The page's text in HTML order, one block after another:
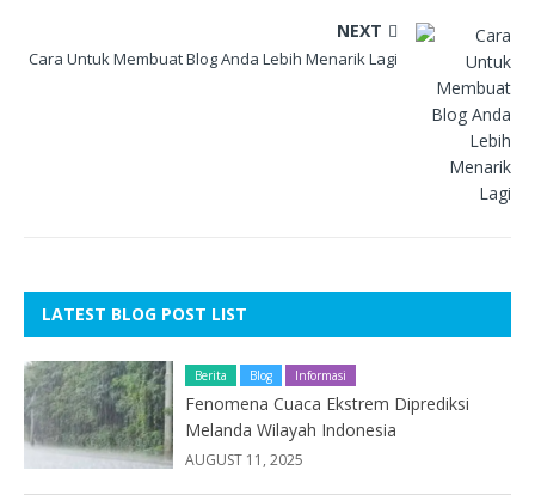
NEXT
Cara Untuk Membuat Blog Anda Lebih Menarik Lagi
LATEST BLOG POST LIST
Berita Blog Informasi
Fenomena Cuaca Ekstrem Diprediksi
Melanda Wilayah Indonesia
AUGUST 11, 2025